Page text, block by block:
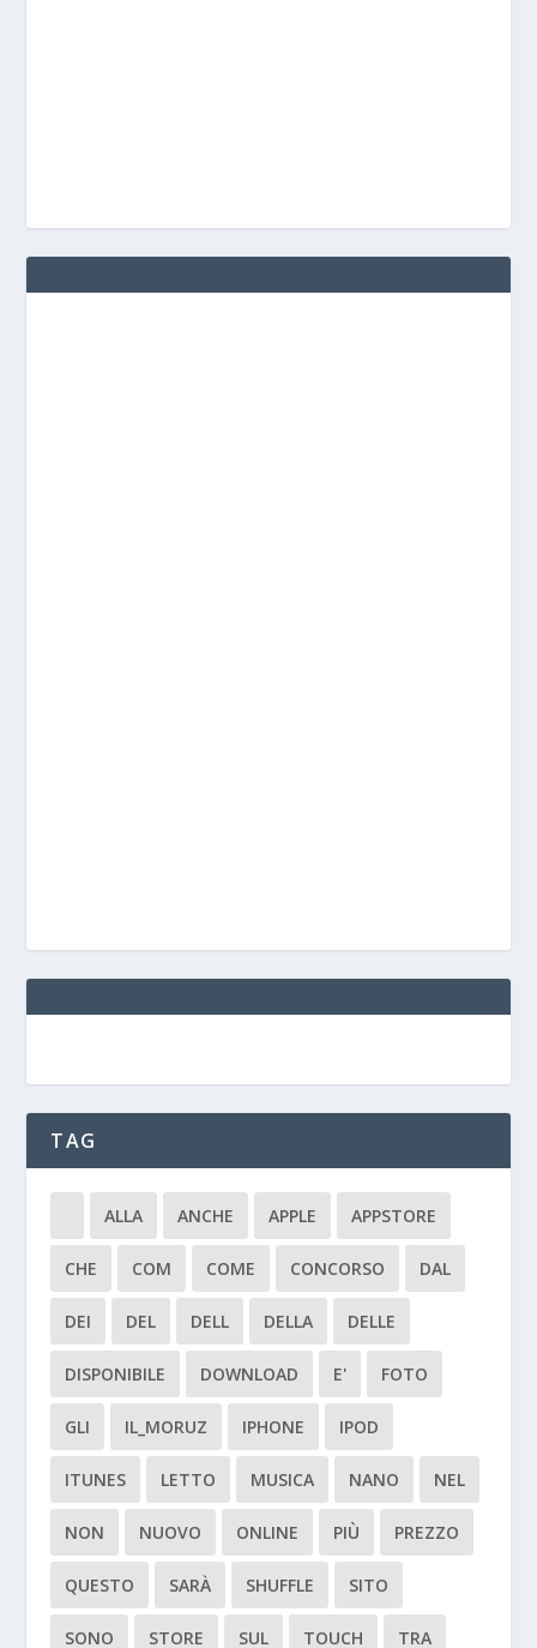
TAG
ALLA ANCHE APPLE APPSTORE
CHE COM COME CONCORSO DAL
DEI DEL DELL DELLA DELLE
DISPONIBILE DOWNLOAD E' FOTO
GLI IL_MORUZ IPHONE IPOD
ITUNES LETTO MUSICA NANO NEL
NON NUOVO ONLINE PIÙ PREZZO
QUESTO SARÀ SHUFFLE SITO
SONO STORE SUL TOUCH TRA